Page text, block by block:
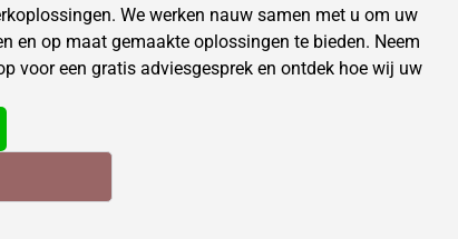
We werken nauw samen met u om uw
en op maat gemaakte oplossingen te bieden. Neem
voor een gratis adviesgesprek en ontdek hoe wij uw